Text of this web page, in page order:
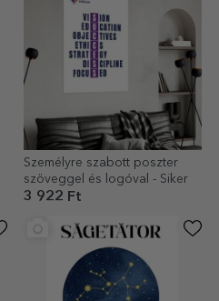
Személyre szabott poszter
szöveggel és logóval - Siker
3 922 Ft